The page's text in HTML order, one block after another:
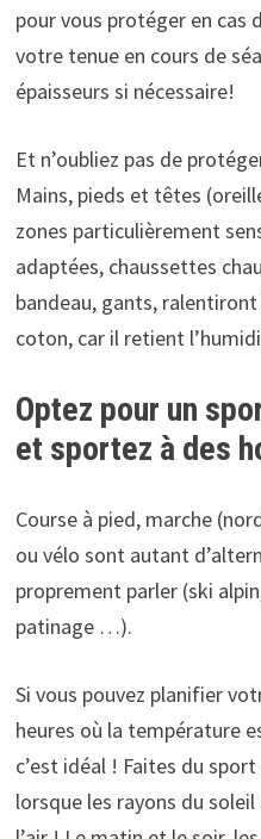
pour vous protéger en cas
votre tenue en cours de
épaisseurs si nécessaire!
Et n’oubliez pas de
Mains, pieds et têtes
zones particulièrement
adaptées, chaussettes
bandeau, gants,
coton, car il retient
Optez pour un
et sportez à des
Course à pied, marche
ou vélo sont autant
proprement parler (ski
patinage …).
Si vous pouvez planifier
heures où la température
c’est idéal ! Faites du
lorsque les rayons du